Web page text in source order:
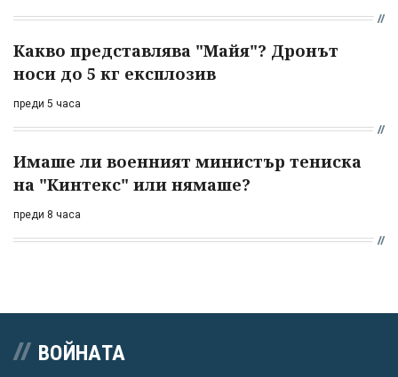
Какво представлява "Майя"? Дронът
носи до 5 кг експлозив
преди 5 часа
Имаше ли военният министър тениска
на "Кинтекс" или нямаше?
преди 8 часа
ВОЙНАТА